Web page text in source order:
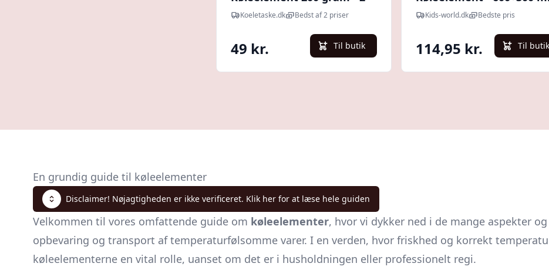
pakKoeletaske.dk Bedst af 2 priser
49 kr. Til butik
N'ice Cup - B
Kids-world.dk Bedste pris
114,95 kr. Til butik
En grundig guide til køleelementer
Disclaimer! Nøjagtigheden er ikke verificeret. Klik her for at læse hele guiden
Velkommen til vores omfattende guide om køleelementer, hvor vi dykker ned i de mange aspekter
opbevaring og transport af temperaturfølsomme varer. I en verden, hvor friskhed og korrekt
køleelementerne en vital rolle, uanset om det er i husholdningen eller professionelt regi.